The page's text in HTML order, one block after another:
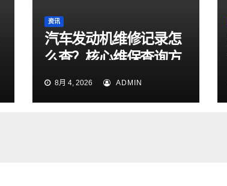
资讯
汽车发动机维修记录怎
么查？核心维保查询方
法！
8月 4, 2026 ADMIN